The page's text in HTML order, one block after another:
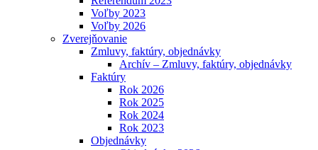
Voľby 2023
Voľby 2026
Zverejňovanie
Zmluvy, faktúry, objednávky
Archív – Zmluvy, faktúry, objednávky
Faktúry
Rok 2026
Rok 2025
Rok 2024
Rok 2023
Objednávky